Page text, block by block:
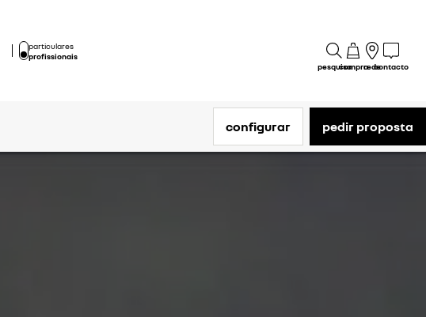
particulares
profissionais
pesquisacompraredecontacto
configurar pedir proposta